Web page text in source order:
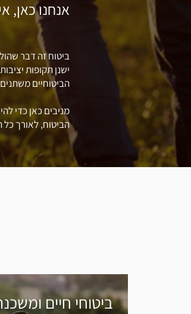
אנחנו כאן,
ביטוח זה דבר
ישנן תקופות
הביטוחיים
מניבים כאן כדי
הביטוח, לאורך כל
ביטוחי חיים